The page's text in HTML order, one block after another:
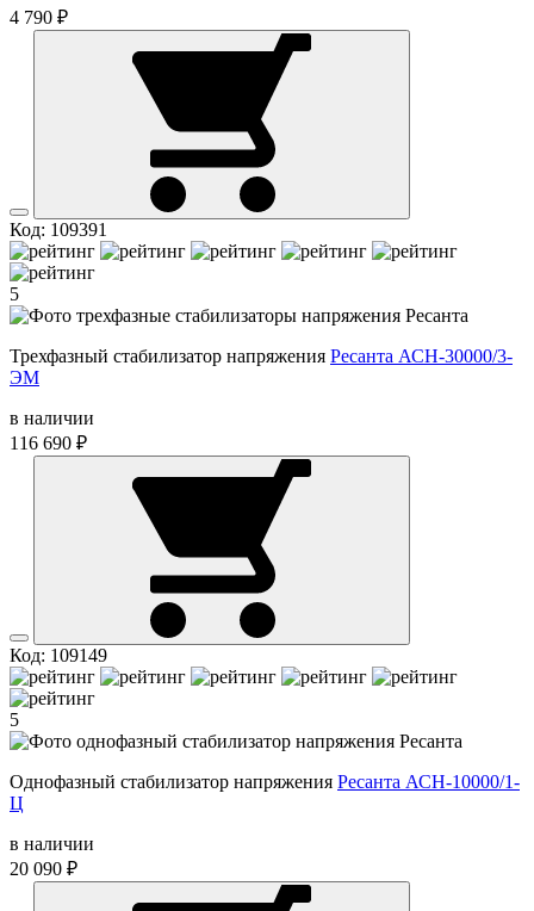
4 790 ₽
Код: 109391
5
Трехфазный стабилизатор напряжения Ресанта АСН-30000/3-
ЭМ
в наличии
116 690 ₽
Код: 109149
5
Однофазный стабилизатор напряжения Ресанта АСН-10000/1-
Ц
в наличии
20 090 ₽